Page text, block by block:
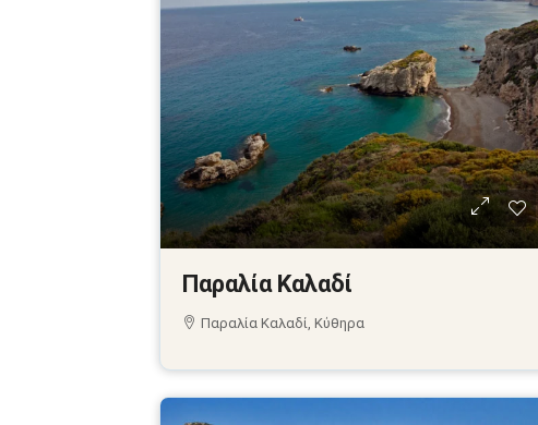
Παραλία Καλαδί
Παραλία Καλαδί, Κύθηρα